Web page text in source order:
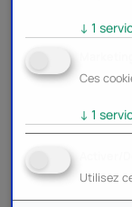
↓ 1
Ces
↓ 1
Utilisez